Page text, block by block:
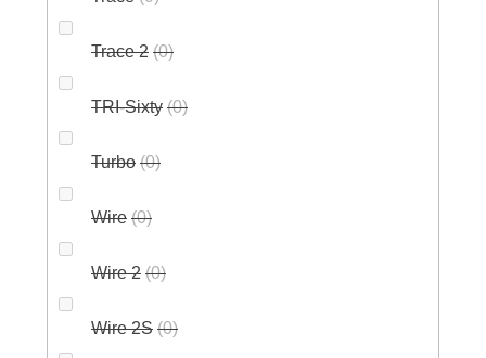
Trace 2 0
TRI-Sixty 0
Turbo 0
Wire 0
Wire 2 0
Wire 2S 0